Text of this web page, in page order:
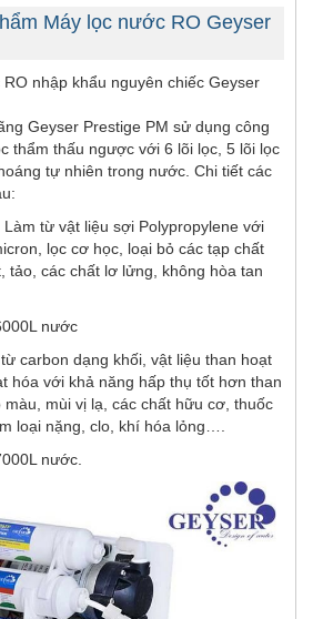
Máy lọc nước RO Geyser
nhập khẩu nguyên chiếc Geyser
Geyser Prestige PM sử dụng công
thẩm thấu ngược với 6 lõi lọc, 5 lõi lọc
tự nhiên trong nước. Chi tiết các
từ vật liệu sợi Polypropylene với
lọc cơ học, loại bỏ các tạp chất
tảo, các chất lơ lửng, không hòa tan
nước
carbon dạng khối, vật liệu than hoạt
hóa với khả năng hấp thụ tốt hơn than
mùi vị lạ, các chất hữu cơ, thuốc
loại nặng, clo, khí hóa lỏng….
nước.